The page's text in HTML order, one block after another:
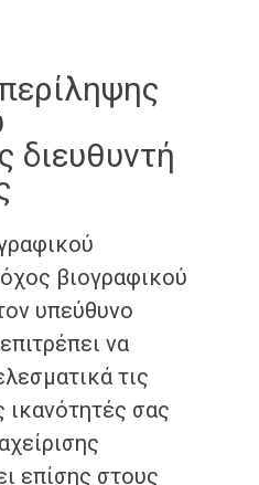
διευθυντή
βιογραφικού
υπεύθυνο
να
τις
ικανότητές σας
επίσης στους